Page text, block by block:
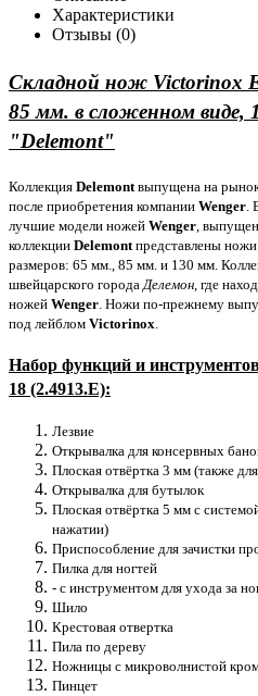
Характеристики
Отзывы (0)
Складной нож Victorinox
85 мм. в сложенном виде,
"Delemont"
Коллекция Delemont выпущена на
после приобретения компании Wenger
лучшие модели ножей Wenger ,
коллекции Delemont представлены
размеров: 65 мм., 85 мм. и 130 мм.
швейцарского города Делемон , где
ножей Wenger . Ножи по-прежнему
под лейблом Victorinox
Набор функций и
18 (2.4913.E):
Лезвие
Открывалка для консервных
Плоская отвёртка 3 мм (также
Открывалка для бутылок
Плоская отвёртка 5 мм с
нажатии)
Приспособление для зачистки
Пилка для ногтей
- с инструментом для ухода за
Шило
Крестовая отвертка
Пила по дереву
Ножницы с микроволнистой
Пинцет